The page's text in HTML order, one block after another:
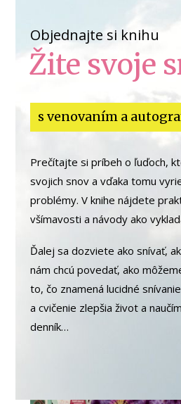
Objednajte si knihu
Žite svoje
s venovaním a
Prečítajte si príbeh o ľuďoch,
svojich snov a vďaka tomu
problémy. V knihe nájdete
všímavosti a návody ako
Ďalej sa dozviete ako snívať,
nám chcú povedať, ako
to, čo znamená lucidné
a cvičenie zlepšia život a
denník…